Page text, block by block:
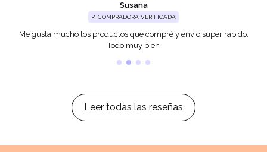
Susana
✓ COMPRADORA VERIFICADA
Me gusta mucho los productos que compré y envio super rápido.
Todo muy bien
Leer todas las reseñas